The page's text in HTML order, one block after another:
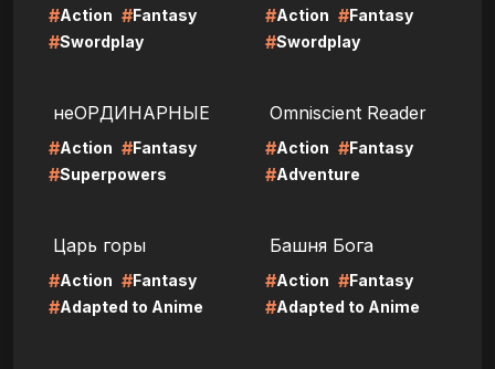
#Action #Fantasy
#Swordplay
#Action #Fantasy
#Swordplay
неОРДИНАРНЫЕ
#Action #Fantasy
#Superpowers
Omniscient Reader
#Action #Fantasy
#Adventure
Царь горы
#Action #Fantasy
#Adapted to Anime
Башня Бога
#Action #Fantasy
#Adapted to Anime